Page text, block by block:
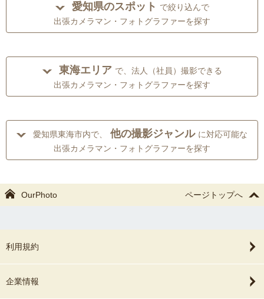
愛知県のスポット で絞り込んで
出張カメラマン・フォトグラファーを探す
東海エリア で、法人（社員）撮影できる
出張カメラマン・フォトグラファーを探す
愛知県東海市内で、 他の撮影ジャンル に対応可能な
出張カメラマン・フォトグラファーを探す
OurPhoto ページトップへ
利用規約
企業情報